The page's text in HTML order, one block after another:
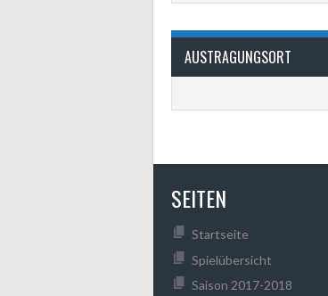
AUSTRAGUNGSORT
SEITEN
Startseite
Spielübersicht
Saison 2017-2018